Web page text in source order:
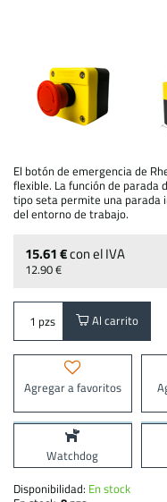
El botón de emergencia de
flexible. La función de parada
tipo seta permite una parada
del entorno de trabajo.
15.61 €con el IVA
12.90 €
pzs Al carrito
Agregar a favoritos
Watchdog
Disponibilidad: En stock